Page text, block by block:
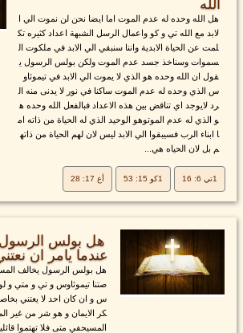
الله
هل الله وحده له عدم الموت اما ايضا نحن لن نموت الي ا
لابد مع الله تي و كو واعمال الرسل الشبهة اعداد كثيره تك
لمت عن الحياة الابدية واننا سنبقي الي الابد في ملكوت ال
سموات وسناخذ جسد عدم الموت ولكن بولس الرسول ي
قول ان الله وحده هو الذي لا يموت الي الابد في تيموثاو
س الذي وحده له عدم الموت ساكنا في نور لا يدنى منه ال
رد لايوجد اي تناقض بين هذه الاعداد فبالفعل الله وحده ه
و الذي له عدم الموتوهو الوحيد الذي له الحياة من ذاته ام
ا ابناء الرب فسيبقوا الي الابد ليس لان لهم الحياة من ذاته
م بل لان الحياه هي...
1تي 6: 16 1كو 15: 53 أع 17: 28
هل بولس
عندما يامر ان
هل بولس الرسول يخالف
صتنا تيموثاوس و تي و متي و
س و ان كان احد لا يعتني
كر الايمان و هو شر من غير
المسيحفي متى فلا تهتموا